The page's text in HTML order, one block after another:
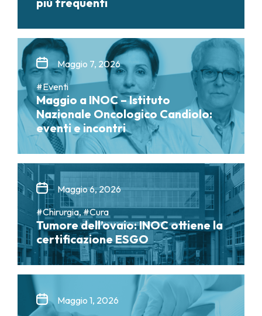
Maggio 7, 2026
#Eventi
Maggio a INOC – Istituto
Nazionale Oncologico Candiolo:
eventi e incontri
Maggio 6, 2026
#Chirurgia, #Cura
Tumore dell’ovaio: INOC ottiene la
certificazione ESGO
Maggio 1, 2026